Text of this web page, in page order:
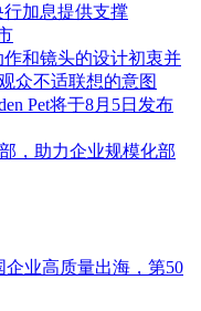
加息提供支撑
作和镜头的设计初衷并
众不适联想的意图
Pet将于8月5日发布
，助力企业规模化部